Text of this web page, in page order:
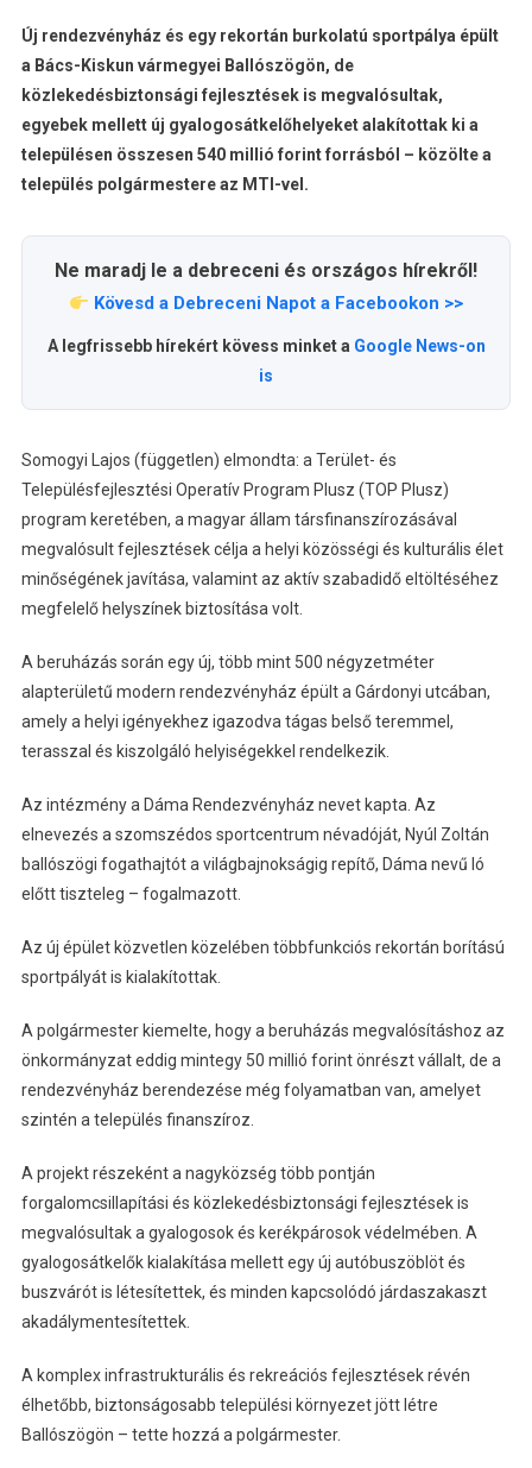
Új rendezvényház és egy rekortán burkolatú sportpálya épült
a Bács-Kiskun vármegyei Ballószögön, de
közlekedésbiztonsági fejlesztések is megvalósultak,
egyebek mellett új gyalogosátkelőhelyeket alakítottak ki a
településen összesen 540 millió forint forrásból – közölte a
település polgármestere az MTI-vel.
Ne maradj le a debreceni és országos hírekről!
Kövesd a Debreceni Napot a Facebookon >>
A legfrissebb hírekért kövess minket a Google News-on
is
Somogyi Lajos (független) elmondta: a Terület- és
Településfejlesztési Operatív Program Plusz (TOP Plusz)
program keretében, a magyar állam társfinanszírozásával
megvalósult fejlesztések célja a helyi közösségi és kulturális élet
minőségének javítása, valamint az aktív szabadidő eltöltéséhez
megfelelő helyszínek biztosítása volt.
A beruházás során egy új, több mint 500 négyzetméter
alapterületű modern rendezvényház épült a Gárdonyi utcában,
amely a helyi igényekhez igazodva tágas belső teremmel,
terasszal és kiszolgáló helyiségekkel rendelkezik.
Az intézmény a Dáma Rendezvényház nevet kapta. Az
elnevezés a szomszédos sportcentrum névadóját, Nyúl Zoltán
ballószögi fogathajtót a világbajnokságig repítő, Dáma nevű ló
előtt tiszteleg – fogalmazott.
Az új épület közvetlen közelében többfunkciós rekortán borítású
sportpályát is kialakítottak.
A polgármester kiemelte, hogy a beruházás megvalósításhoz az
önkormányzat eddig mintegy 50 millió forint önrészt vállalt, de a
rendezvényház berendezése még folyamatban van, amelyet
szintén a település finanszíroz.
A projekt részeként a nagyközség több pontján
forgalomcsillapítási és közlekedésbiztonsági fejlesztések is
megvalósultak a gyalogosok és kerékpárosok védelmében. A
gyalogosátkelők kialakítása mellett egy új autóbuszöblöt és
buszvárót is létesítettek, és minden kapcsolódó járdaszakaszt
akadálymentesítettek.
A komplex infrastrukturális és rekreációs fejlesztések révén
élhetőbb, biztonságosabb települési környezet jött létre
Ballószögön – tette hozzá a polgármester.